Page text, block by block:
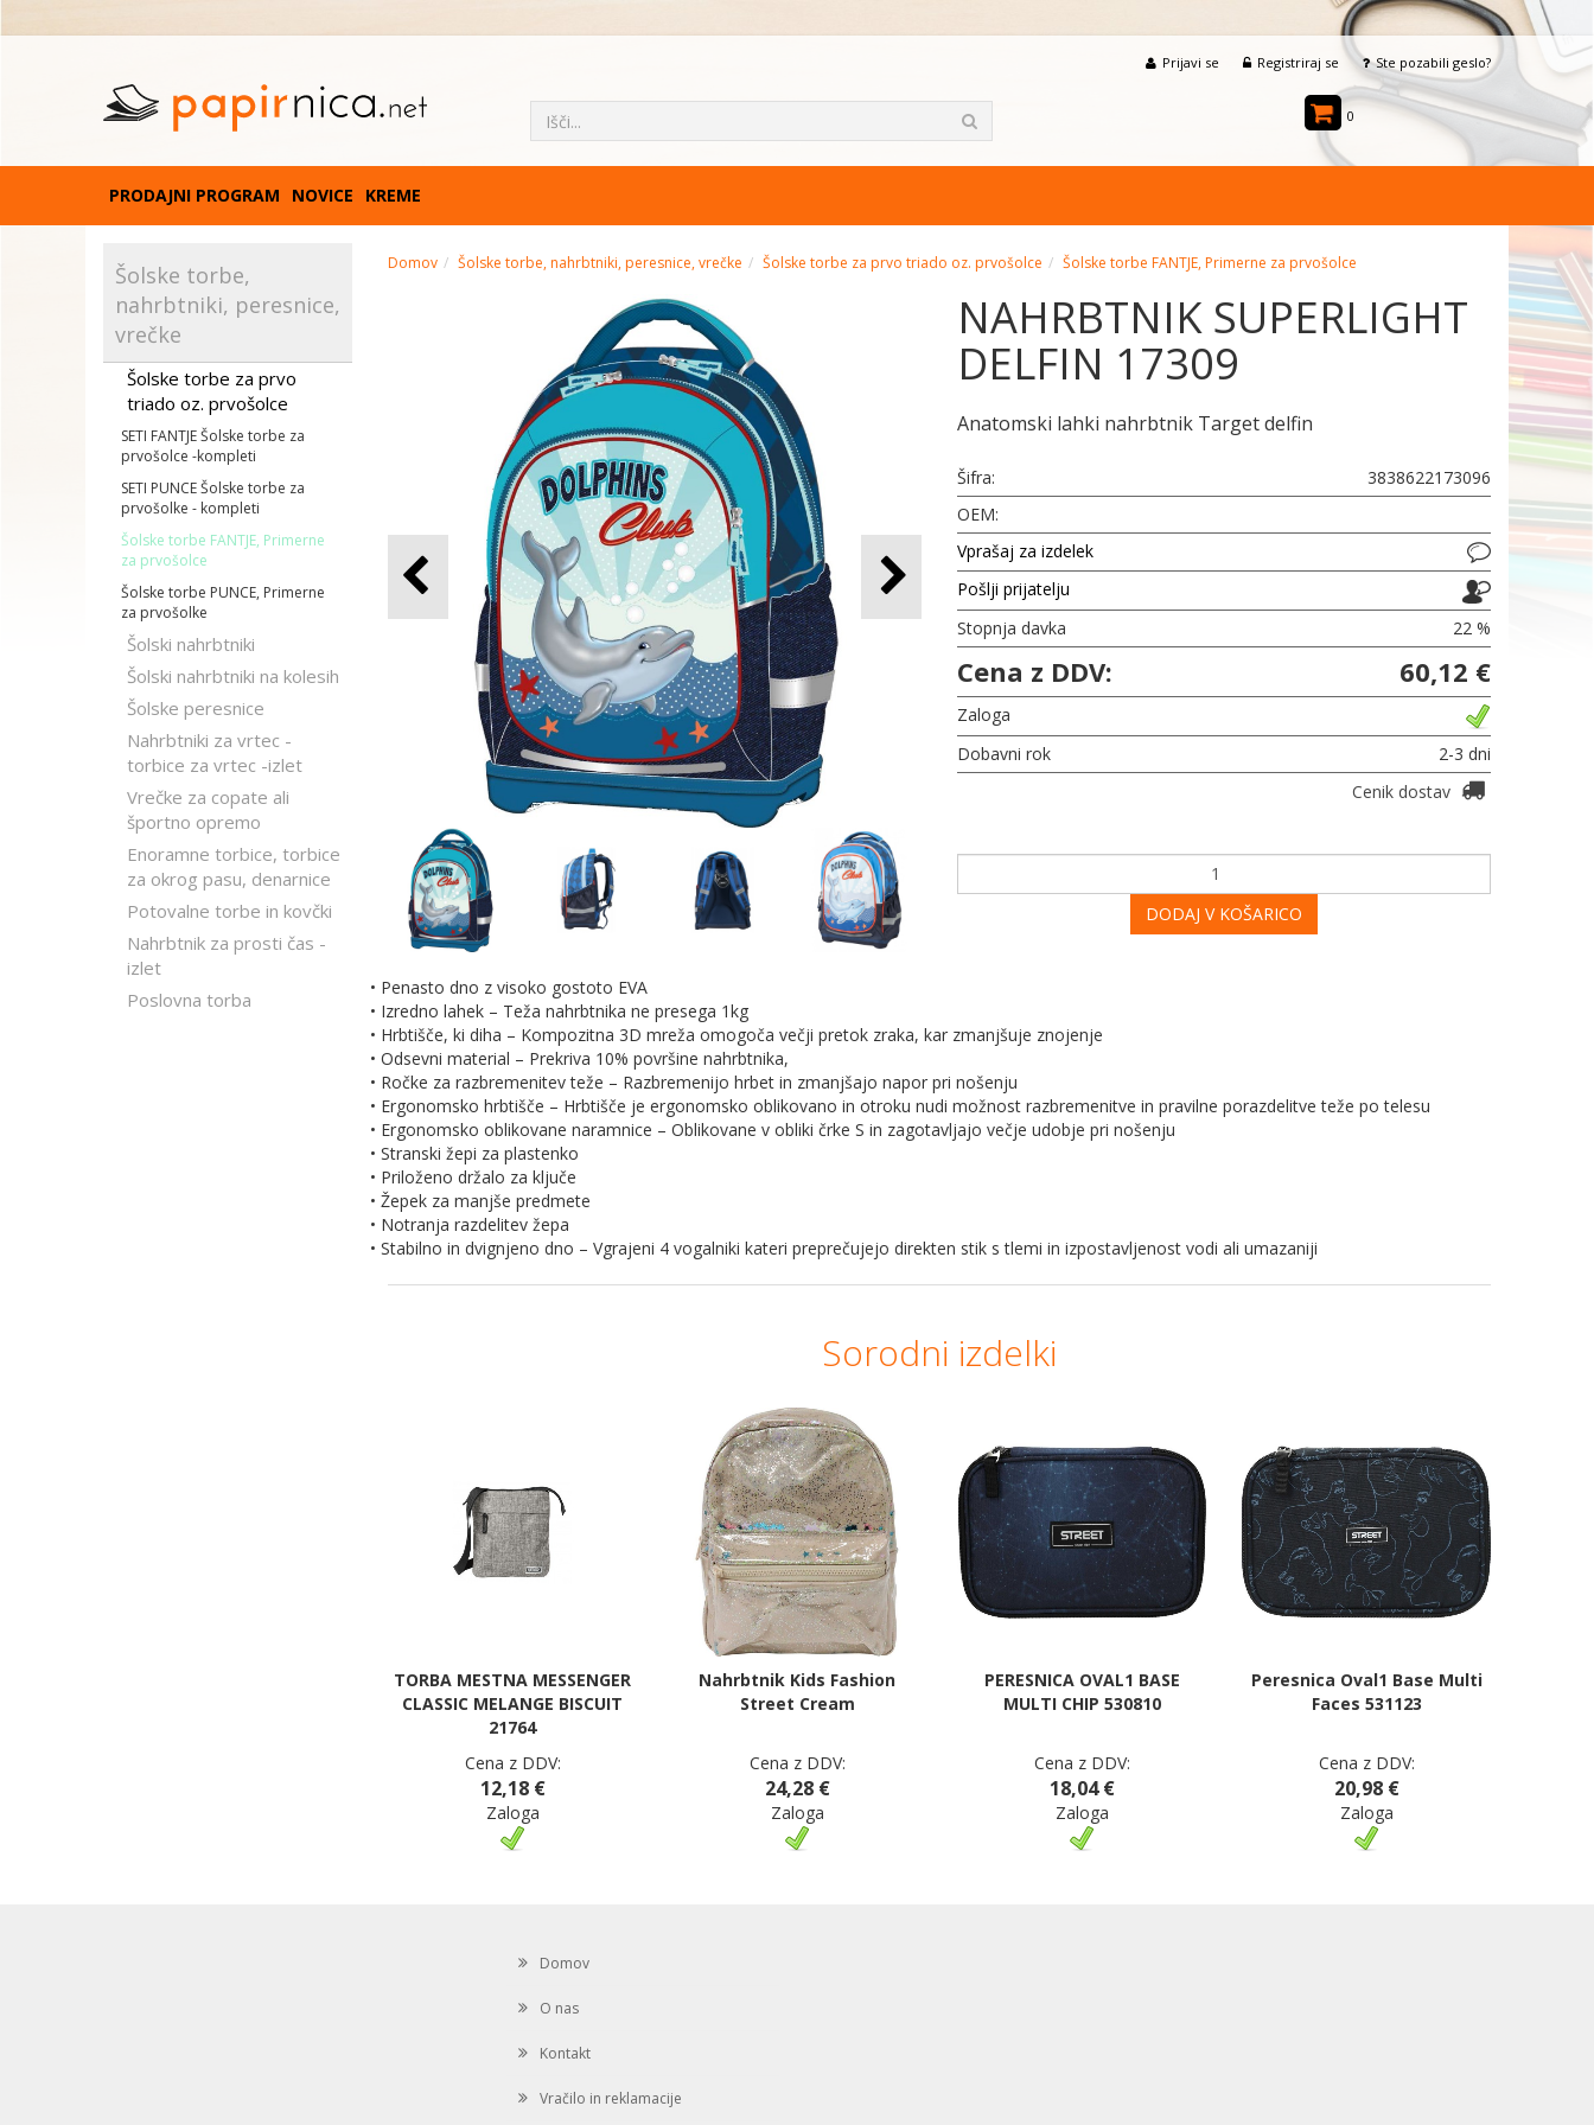
Prijavi se Registriraj se Ste pozabili geslo?
0
PRODAJNI PROGRAM NOVICE KREME
Šolske torbe,
nahrbtniki, peresnice,
vrečke
Šolske torbe za prvo
triado oz. prvošolce
SETI FANTJE Šolske torbe za
prvošolce -kompleti
SETI PUNCE Šolske torbe za
prvošolke - kompleti
Šolske torbe FANTJE, Primerne
za prvošolce
Šolske torbe PUNCE, Primerne
za prvošolke
Šolski nahrbtniki
Šolski nahrbtniki na kolesih
Šolske peresnice
Nahrbtniki za vrtec -
torbice za vrtec -izlet
Vrečke za copate ali
športno opremo
Enoramne torbice, torbice
za okrog pasu, denarnice
Potovalne torbe in kovčki
Nahrbtnik za prosti čas -
izlet
Poslovna torba
Domov Šolske torbe, nahrbtniki, peresnice, vrečke Šolske torbe za prvo triado oz. prvošolce Šolske torbe FANTJE, Primerne za prvošolce
NAHRBTNIK SUPERLIGHT
DELFIN 17309
Anatomski lahki nahrbtnik Target delfin
Šifra:
3838622173096
OEM:
Vprašaj za izdelek
Pošlji prijatelju
Stopnja davka
22 %
Cena z DDV: 60,12 €
Zaloga
Dobavni rok
2-3 dni
Cenik dostav
DODAJ V KOŠARICO
• Penasto dno z visoko gostoto EVA
• Izredno lahek – Teža nahrbtnika ne presega 1kg
• Hrbtišče, ki diha – Kompozitna 3D mreža omogoča večji pretok zraka, kar zmanjšuje znojenje
• Odsevni material – Prekriva 10% površine nahrbtnika,
• Ročke za razbremenitev teže – Razbremenijo hrbet in zmanjšajo napor pri nošenju
• Ergonomsko hrbtišče – Hrbtišče je ergonomsko oblikovano in otroku nudi možnost razbremenitve in pravilne porazdelitve teže po telesu
• Ergonomsko oblikovane naramnice – Oblikovane v obliki črke S in zagotavljajo večje udobje pri nošenju
• Stranski žepi za plastenko
• Priloženo držalo za ključe
• Žepek za manjše predmete
• Notranja razdelitev žepa
• Stabilno in dvignjeno dno – Vgrajeni 4 vogalniki kateri preprečujejo direkten stik s tlemi in izpostavljenost vodi ali umazaniji
Sorodni izdelki
TORBA MESTNA MESSENGER
CLASSIC MELANGE BISCUIT
21764
Cena z DDV:
12,18 €
Zaloga
Nahrbtnik Kids Fashion
Street Cream
Cena z DDV:
24,28 €
Zaloga
PERESNICA OVAL1 BASE
MULTI CHIP 530810
Cena z DDV:
18,04 €
Zaloga
Peresnica Oval1 Base Multi
Faces 531123
Cena z DDV:
20,98 €
Zaloga
Domov
O nas
Kontakt
Vračilo in reklamacije